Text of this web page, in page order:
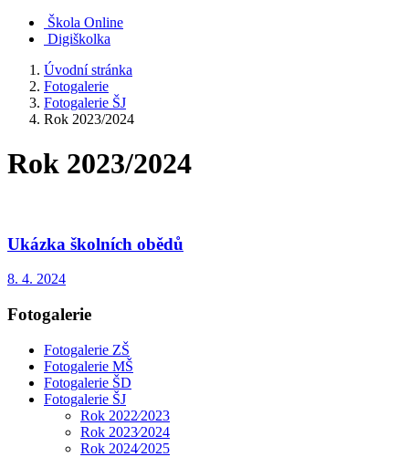
Škola Online
Digiškolka
Úvodní stránka
Fotogalerie
Fotogalerie ŠJ
Rok 2023/2024
Rok 2023/2024
Ukázka školních obědů
8. 4. 2024
Fotogalerie
Fotogalerie ZŠ
Fotogalerie MŠ
Fotogalerie ŠD
Fotogalerie ŠJ
Rok 2022⁄2023
Rok 2023⁄2024
Rok 2024⁄2025